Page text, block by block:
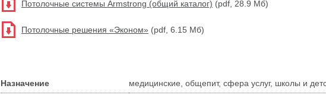
Потолочные системы Armstrong (общий каталог) (pdf, 28.9 Мб)
Потолочные решения «Эконом» (pdf, 6.15 Мб)
Назначение медицинские, общепит, сфера услуг, школы и